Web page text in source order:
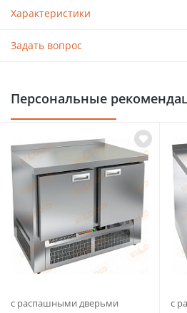
Характеристики
Задать вопрос
Персональные
с распашными дверьми
с